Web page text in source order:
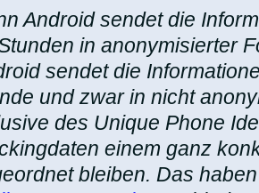
Android sendet die
in anonymisierter
sendet die
und zwar in nicht
des Unique Phone
einem ganz
bleiben. Das